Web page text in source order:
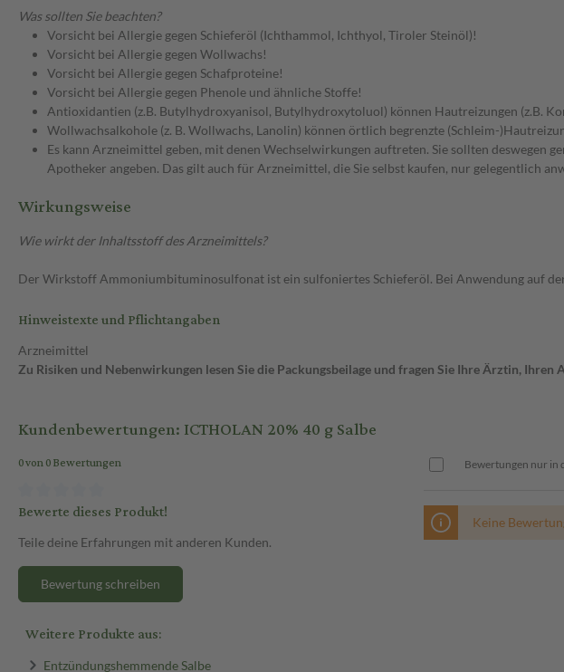
Was sollten Sie beachten?
Vorsicht bei Allergie gegen Schieferöl (Ichthammol, Ichthyol, Tiroler Steinöl)!
Vorsicht bei Allergie gegen Wollwachs!
Vorsicht bei Allergie gegen Schafproteine!
Vorsicht bei Allergie gegen Phenole und ähnliche Stoffe!
Antioxidantien (z.B. Butylhydroxyanisol, Butylhydroxytoluol) können Hautreizungen (z.B.
Wollwachsalkohole (z. B. Wollwachs, Lanolin) können örtlich begrenzte (Schleim-
Es kann Arzneimittel geben, mit denen Wechselwirkungen auftreten. Sie sollten deswegen
Apotheker angeben. Das gilt auch für Arzneimittel, die Sie selbst kaufen, nur gelegentlich
Wirkungsweise
Wie wirkt der Inhaltsstoff des Arzneimittels?
Der Wirkstoff Ammoniumbituminosulfonat ist ein sulfoniertes Schieferöl. Bei Anwendung auf
Hinweistexte und Pflichtangaben
Arzneimittel
Zu Risiken und Nebenwirkungen lesen Sie die Packungsbeilage und fragen Sie Ihre Ärztin, Ihren
Kundenbewertungen: ICTHOLAN 20% 40 g Salbe
0 von 0 Bewertungen
Bewerte dieses Produkt!
Teile deine Erfahrungen mit anderen Kunden.
Bewertung schreiben
Bewertungen nur in
Keine
Weitere Produkte aus:
Entzündungshemmende Salbe